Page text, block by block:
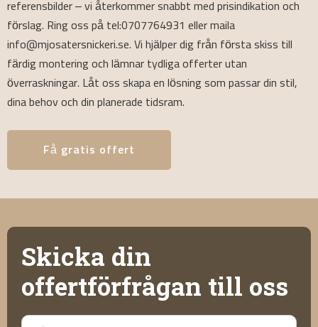
referensbilder – vi återkommer snabbt med prisindikation och
förslag. Ring oss på tel:0707764931 eller maila
info@mjosatersnickeri.se. Vi hjälper dig från första skiss till
färdig montering och lämnar tydliga offerter utan
överraskningar. Låt oss skapa en lösning som passar din stil,
dina behov och din planerade tidsram.
Få gratis offert
Skicka din
offertförfrågan till oss
Namn